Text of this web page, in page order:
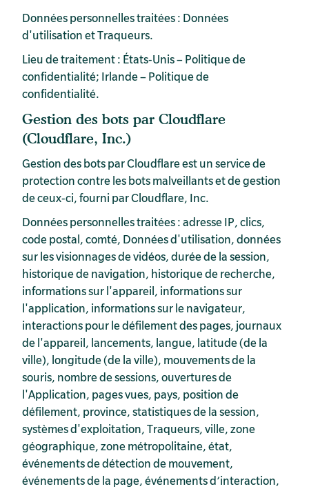
Données personnelles traitées : Données
d'utilisation et Traqueurs.
Lieu de traitement : États-Unis – Politique de
confidentialité; Irlande – Politique de
confidentialité.
Gestion des bots par Cloudflare
(Cloudflare, Inc.)
Gestion des bots par Cloudflare est un service de
protection contre les bots malveillants et de gestion
de ceux-ci, fourni par Cloudflare, Inc.
Données personnelles traitées : adresse IP, clics,
code postal, comté, Données d'utilisation, données
sur les visionnages de vidéos, durée de la session,
historique de navigation, historique de recherche,
informations sur l'appareil, informations sur
l'application, informations sur le navigateur,
interactions pour le défilement des pages, journaux
de l'appareil, lancements, langue, latitude (de la
ville), longitude (de la ville), mouvements de la
souris, nombre de sessions, ouvertures de
l'Application, pages vues, pays, position de
défilement, province, statistiques de la session,
systèmes d'exploitation, Traqueurs, ville, zone
géographique, zone métropolitaine, état,
événements de détection de mouvement,
événements de la page, événements d’interaction,